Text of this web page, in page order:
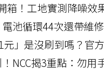
箱！工地實測降噪
池循環44次還帶維
」是沒刷到嗎？官
NCC揭3重點：勿用